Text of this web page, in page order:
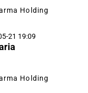
Holding
21 19:09
Holding